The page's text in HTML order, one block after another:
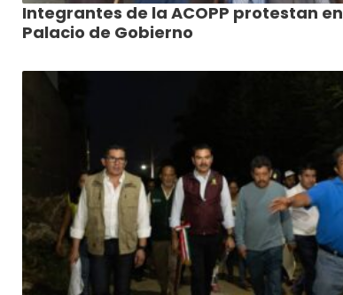
Integrantes de la ACOPP protestan en
Palacio de Gobierno